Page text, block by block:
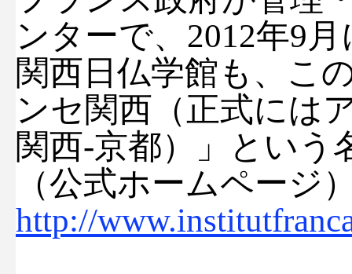
ンターで、2012年9
関西日仏学館も、こ
ンセ関西（正式には
関西-京都）」という
（公式ホームページ
http://